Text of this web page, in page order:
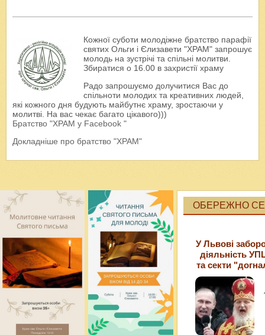
Кожної суботи молодіжне братство парафії
святих Ольги і Єлизавети "ХРАМ" запрошує
молодь на зустрічі та спільні молитви.
Збиратися о 16.00 в захристії храму
Радо запрошуємо долучитися Вас до
спільноти молодих та креативних людей,
які кожного дня будують майбутнє храму, зростаючи у
молитві. На вас чекає багато цікавого)))
Братство "ХРАМ у Facebook "
Докладніше про братство "ХРАМ"
ОБЕРЕЖНО
У Львові
діяльність
та секти